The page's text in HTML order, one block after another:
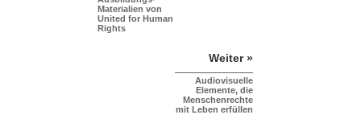
Materialien von
United for Human
Rights
Weiter »
Audiovisuelle
Elemente, die
Menschenrechte
mit Leben erfüllen